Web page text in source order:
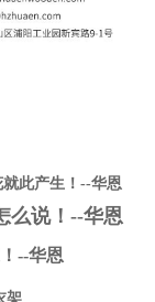
此产生！--华恩
么说！--华恩
--华恩
架